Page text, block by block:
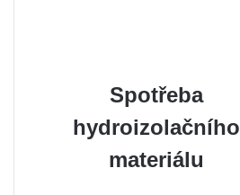
Spotřeba
hydroizolačního
materiálu